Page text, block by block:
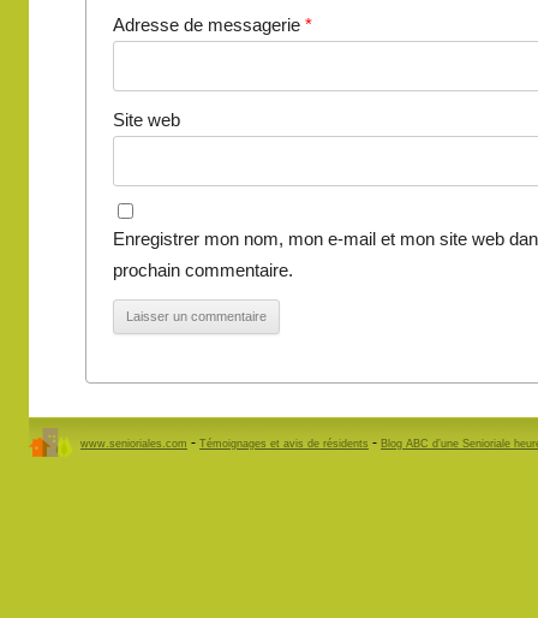
Adresse de messagerie *
Site web
Enregistrer mon nom, mon e-mail et mon site web
prochain commentaire.
www.senioriales.com - Témoignages et avis de résidents - Blog ABC d’une Senioriale